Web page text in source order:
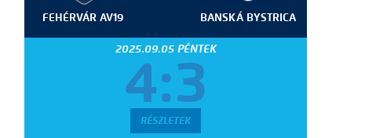
FEHÉRVÁR AV19 BANSKÁ BYSTRICA
2025.09.05 PÉNTEK
4:3
RÉSZLETEK